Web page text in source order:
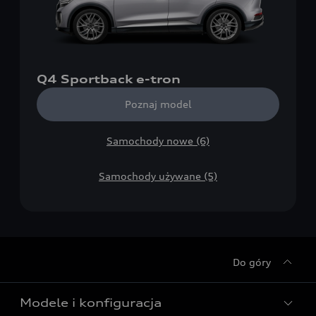
Q4 Sportback e-tron
Poznaj model
Samochody nowe (6)
Samochody używane (5)
Do góry
Modele i konfiguracja